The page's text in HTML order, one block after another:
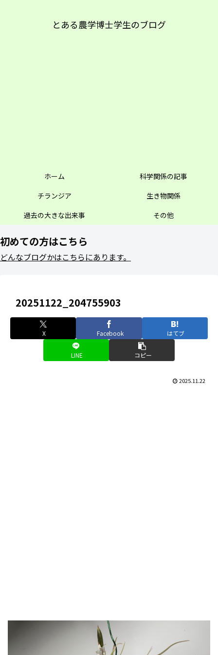
とある農学博士学生のブログ
ホーム
科学関係の記事
チランジア
生き物関係
過去の大きな出来事
その他
初めての方はこちら
どんなブログかはこちらにあります。
20251122_204755903
X Facebook はてブ
LINE コピー
2025.11.22